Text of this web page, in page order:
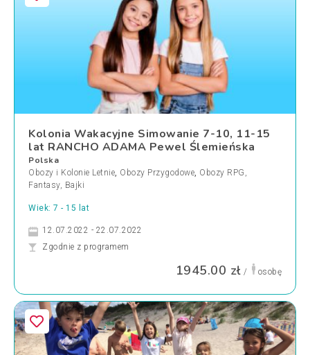
Kolonia Wakacyjne Simowanie 7-10, 11-15
lat RANCHO ADAMA Pewel Ślemieńska
Polska
Obozy i Kolonie Letnie, Obozy Przygodowe, Obozy RPG,
Fantasy, Bajki
Wiek: 7 - 15 lat
12.07.2022 - 22.07.2022
Zgodnie z programem
1945.00 zł / osobę